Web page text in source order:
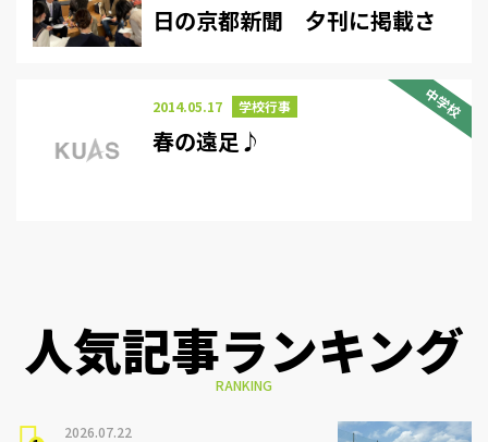
日の京都新聞 夕刊に掲載さ
中学校
2014.05.17 学校行事
春の遠足♪
人気記事ランキング
RANKING
2026.07.22